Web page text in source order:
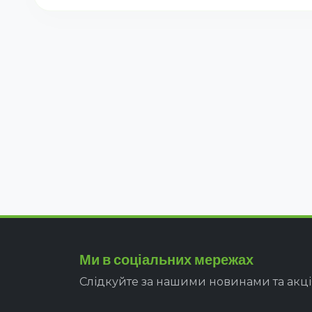
Ми в соціальних мережах
Слідкуйте за нашими новинами та